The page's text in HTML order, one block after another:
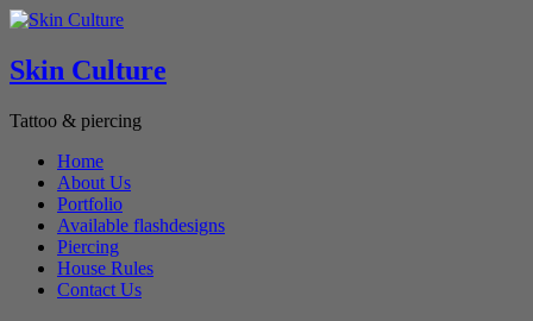
Skin Culture
Tattoo & piercing
Home
About Us
Portfolio
Available flashdesigns
Piercing
House Rules
Contact Us